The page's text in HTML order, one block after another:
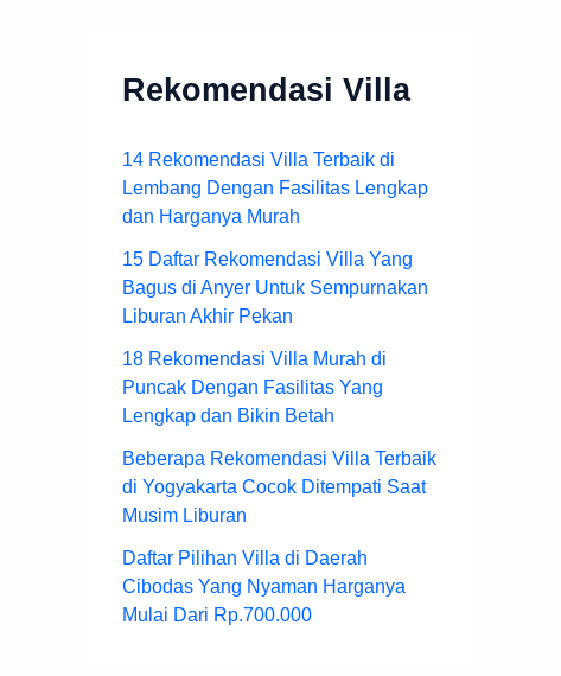
Rekomendasi Villa
14 Rekomendasi Villa Terbaik di
Lembang Dengan Fasilitas Lengkap
dan Harganya Murah
15 Daftar Rekomendasi Villa Yang
Bagus di Anyer Untuk Sempurnakan
Liburan Akhir Pekan
18 Rekomendasi Villa Murah di
Puncak Dengan Fasilitas Yang
Lengkap dan Bikin Betah
Beberapa Rekomendasi Villa Terbaik
di Yogyakarta Cocok Ditempati Saat
Musim Liburan
Daftar Pilihan Villa di Daerah
Cibodas Yang Nyaman Harganya
Mulai Dari Rp.700.000